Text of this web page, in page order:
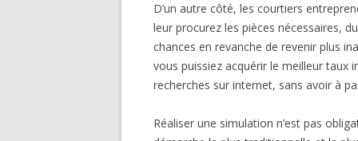
D’un autre côté, les courtiers
leur procurez les pièces nécessaires,
chances en revanche de revenir plus
vous puissiez acquérir le meilleur taux
recherches sur internet, sans avoir à
Réaliser une simulation n’est pas